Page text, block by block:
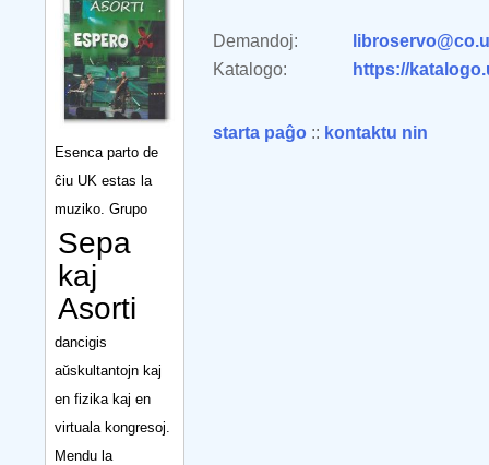
Esenca parto de
ĉiu UK estas la
muziko. Grupo
Sepa
kaj
Asorti
dancigis
aŭskultantojn kaj
en fizika kaj en
virtuala kongresoj.
Mendu la
Demandoj:
Katalogo:
https://
starta paĝo :: kontaktu nin